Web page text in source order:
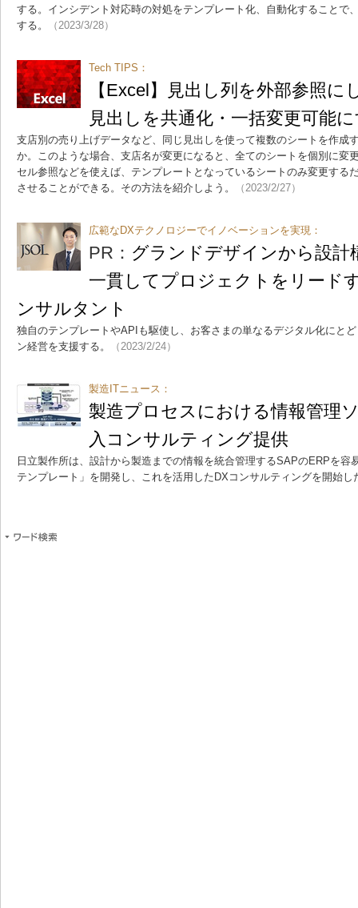
する。インシデント対応時の対処をテンプレート化、自動化することで
する。
（2023/3/28）
Tech TIPS：
【Excel】見出し列を外部参照に
見出しを共通化・一括変更可能
支店別の売り上げデータなど、同じ見出しを使って複数のシートを作成
か。このような場合、支店名が変更になると、全てのシートを個別に変
セル参照などを使えば、テンプレートとなっているシートのみ変更する
させることができる。その方法を紹介しよう。
（2023/2/27）
広範なDXテクノロジーでイノベーションを実現：
PR： グランドデザインから設計
一貫してプロジェクトをリード
ンサルタント
独自のテンプレートやAPIも駆使し、お客さまの単なるデジタル化にと
ン経営を支援する。
（2023/2/24）
製造ITニュース：
製造プロセスにおける情報管理
入コンサルティング提供
日立製作所は、設計から製造までの情報を統合管理するSAPのERPを容
テンプレート」を開発し、これを活用したDXコンサルティングを開始し